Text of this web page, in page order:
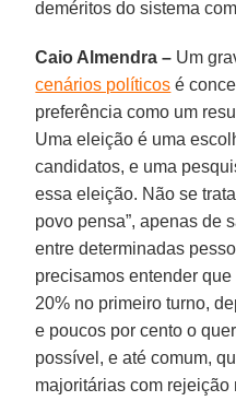
deméritos do sistema
Caio Almendra – Um
cenários políticos é
preferência como um
Uma eleição é uma
candidatos, e uma
essa eleição. Não se
povo pensa”, apenas de
entre determinadas
precisamos entender que
20% no primeiro turno,
e poucos por cento o
possível, e até comum,
majoritárias com rejeição